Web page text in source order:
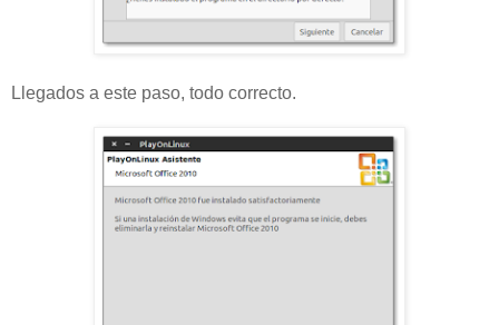
Llegados a este paso, todo correcto.